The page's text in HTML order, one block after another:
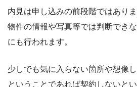
内見は申し込みの前段階ではあり
物件の情報や写真等では判断でき
にも行われます。
少しでも気に入らない箇所や想像
ということであれば契約しないと